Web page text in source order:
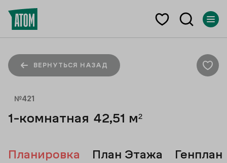
ВЕРНУТЬСЯ НАЗАД
№421
1-комнатная 42,51 м²
Планировка План Этажа Генплан